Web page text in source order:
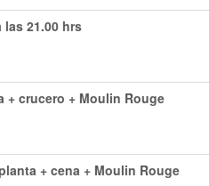
las 21.00 hrs
+ crucero + Moulin Rouge
+ cena + Moulin Rouge